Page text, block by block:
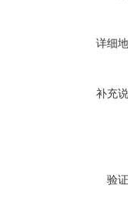
详细
补充
验